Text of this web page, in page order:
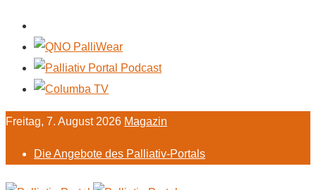
Freitag, 7. August 2026 Magazin
Die Angebote des Palliativ-Portals